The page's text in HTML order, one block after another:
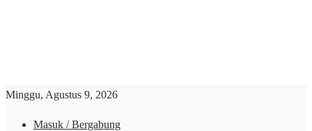
Minggu, Agustus 9, 2026
Masuk / Bergabung